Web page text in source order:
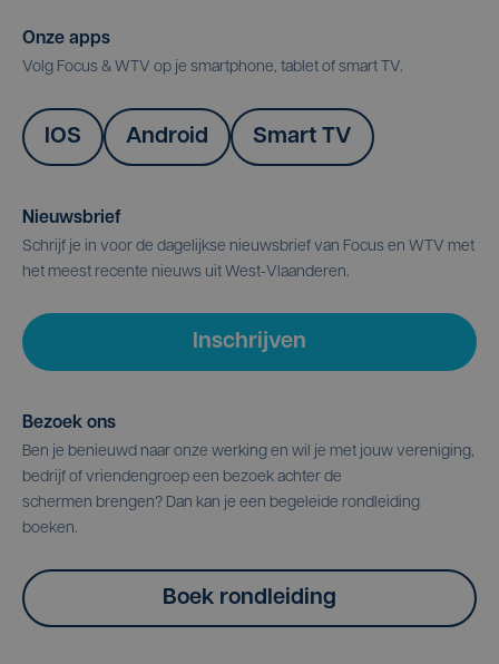
Onze apps
Volg Focus & WTV op je smartphone, tablet of smart TV.
IOS Android Smart TV
Nieuwsbrief
Schrijf je in voor de dagelijkse nieuwsbrief van Focus en WTV met
het meest recente nieuws uit West-Vlaanderen.
Inschrijven
Bezoek ons
Ben je benieuwd naar onze werking en wil je met jouw vereniging,
bedrijf of vriendengroep een bezoek achter de
schermen brengen? Dan kan je een begeleide rondleiding
boeken.
Boek rondleiding